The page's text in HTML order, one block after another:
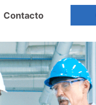
Contacto